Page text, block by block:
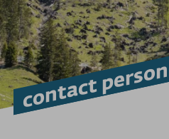
SERVICE A-Z
Arrival
App
Accessible on the mountain
Mountain Railway Unlimited
Downloads
contact person